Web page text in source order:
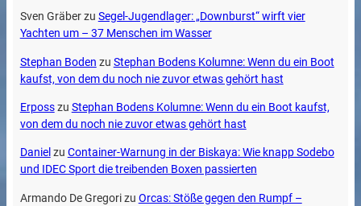
Sven Gräberzu Segel-Jugendlager: „Downburst“ wirft vier
Yachten um – 37 Menschen im Wasser
Stephan Boden zu Stephan Bodens Kolumne: Wenn du ein Boot
kaufst, von dem du noch nie zuvor etwas gehört hast
Erposszu Stephan Bodens Kolumne: Wenn du ein Boot kaufst,
von dem du noch nie zuvor etwas gehört hast
Danielzu Container-Warnung in der Biskaya: Wie knapp Sodebo
und IDEC Sport die treibenden Boxen passierten
Armando De Gregorizu Orcas: Stöße gegen den Rumpf –